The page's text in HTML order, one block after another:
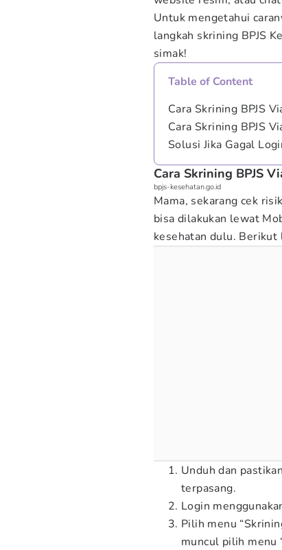
Untuk mengetahui
langkah skrining BPJS
simak!
Table of Content
Cara Skrining BPJS
Cara Skrining BPJS
Solusi Jika Gagal
Cara Skrining BPJS
bpjs-kesehatan.go.id
Mama, sekarang cek
bisa dilakukan lewat
kesehatan dulu. Berikut
Unduh dan
terpasang.
Login
Pilih menu
muncul pilih menu